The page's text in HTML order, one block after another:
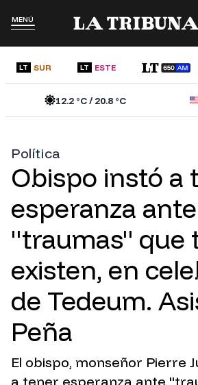
MENÚ
LT SUR LT ESTE
12.2°C /20.8°C
Política
Obispo instó a
esperanza ante
"traumas" que
existen, en
de Tedeum.
Peña
El obispo, monseñor Pierre
a tener esperanza ante